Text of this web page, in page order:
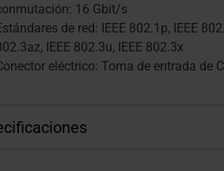
16 Gbit/s
de red: IEEE 802.1p, IEEE
IEEE 802.3u, IEEE 802.3x
eléctrico: Toma de entrada de